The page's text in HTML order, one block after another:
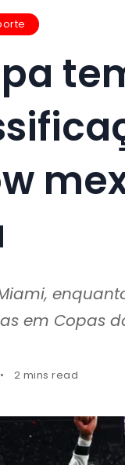
em Copas
2 mins read